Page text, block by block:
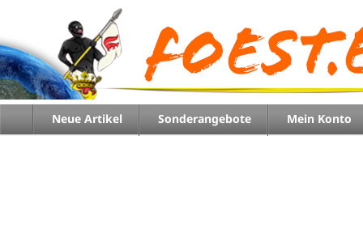
Neue Artikel Sonderangebote Mein Konto